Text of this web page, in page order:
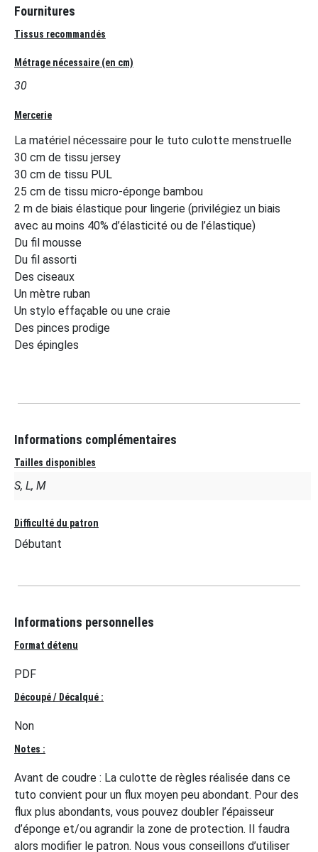
Fournitures
Tissus recommandés
Métrage nécessaire (en cm)
30
Mercerie
La matériel nécessaire pour le tuto culotte menstruelle
30 cm de tissu jersey
30 cm de tissu PUL
25 cm de tissu micro-éponge bambou
2 m de biais élastique pour lingerie (privilégiez un biais
avec au moins 40% d’élasticité ou de l’élastique)
Du fil mousse
Du fil assorti
Des ciseaux
Un mètre ruban
Un stylo effaçable ou une craie
Des pinces prodige
Des épingles
Informations complémentaires
Tailles disponibles
S, L, M
Difficulté du patron
Débutant
Informations personnelles
Format détenu
PDF
Découpé / Décalqué :
Non
Notes :
Avant de coudre : La culotte de règles réalisée dans ce
tuto convient pour un flux moyen peu abondant. Pour des
flux plus abondants, vous pouvez doubler l’épaisseur
d’éponge et/ou agrandir la zone de protection. Il faudra
alors modifier le patron. Nous vous conseillons d’utiliser